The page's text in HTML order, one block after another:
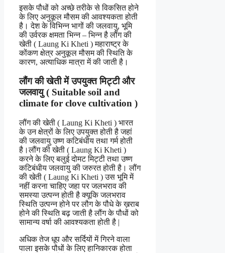
इसके पौधों को अच्छे तरीके से विकसित होने
के लिए अनुकूल मौसम की आवश्यकता होती
है। देश के विभिन्न भागों की जलवायु, भूमि
की उर्वरक क्षमता भिन्न – भिन्न है लौंग की
खेती ( Laung Ki Kheti ) महाराष्ट्र के
कोंकण क्षेत्र अनुकूल मौसम की स्थिति के
कारण, अत्याधिक मात्रा में की जाती है।
लौंग की खेती में उपयुक्त मिट्टी और
जलवायु ( Suitable soil and
climate for clove cultivation )
लौंग की खेती ( Laung Ki Kheti ) भारत
के उन क्षेत्रों के लिए उपयुक्त होती है जहां
की जलवायु उष्ण कटिबंधीय तथा गर्म होती
है।लौंग की खेती ( Laung Ki Kheti )
करने के लिए बलुई दोमट मिट्टी तथा उष्ण
कटिबंधीय जलवायु की जरुरत होती है। लौंग
की खेती ( Laung Ki Kheti ) उस भूमि में
नहीं करना चाहिए जहा पर जलभराव की
समस्या उत्पन्न होती है क्यूकि जलभराव
स्थिति उत्पन्न होने पर लौग के पौधे के ख़राब
होने की स्थिति बढ़ जाती है लौंग के पौधों को
सामान्य वर्षा की आवश्यकता होती है |
अधिक तेज धूप और सर्दियों में गिरने वाला
पाला इसके पौधों के लिए हानिकारक होता